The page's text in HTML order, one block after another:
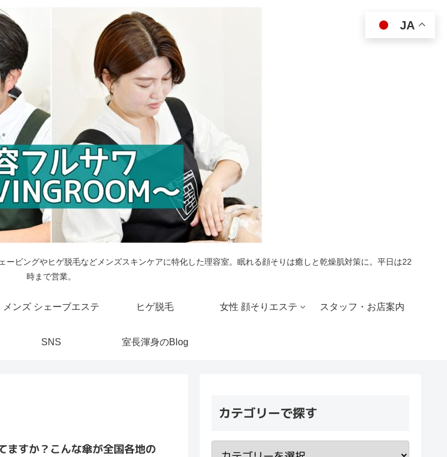
ビングやヒゲ脱毛などメンズスキンケアに特化した理容室。眠れる顔そりは癒しと乾燥肌対策に。平日は22
時まで営業。
メンズ シェーブエステ ヒゲ脱毛 女性 顔そりエステ スタッフ・お店案内
SNS 室長渾身のBlog
ますか？こんな傘が全国各地の
カテゴリーで探す
JA